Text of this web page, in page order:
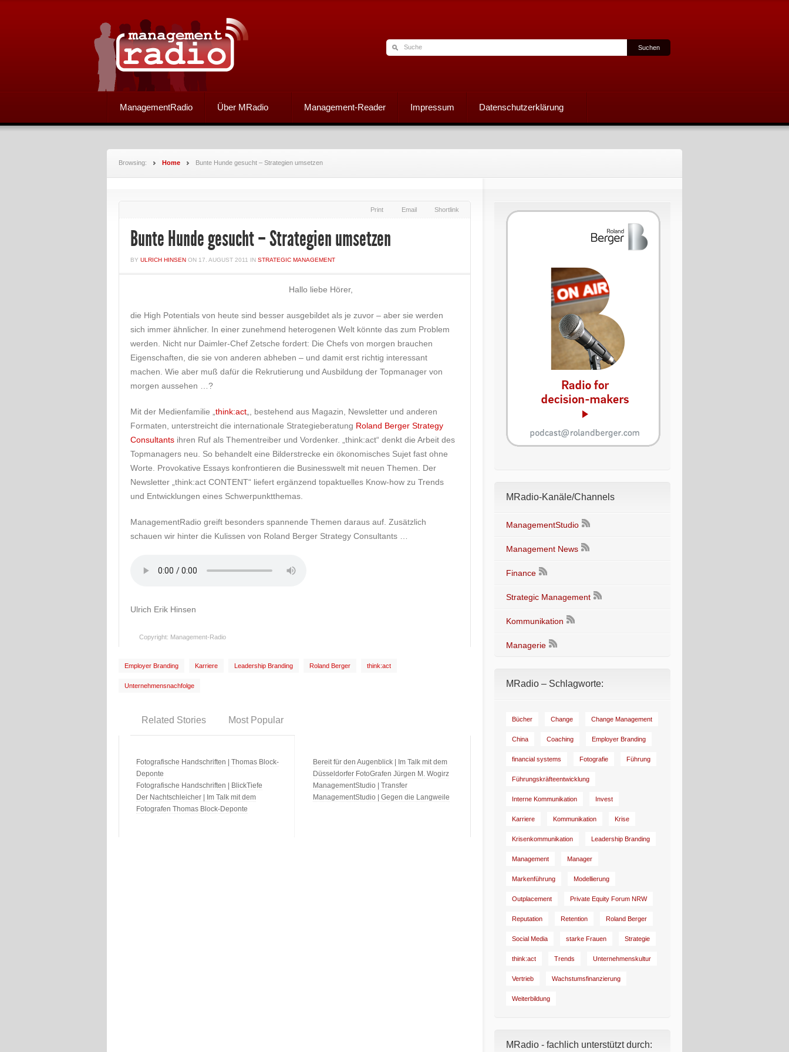
ManagementRadio Über MRadio Management-Reader Impressum Datenschutzerklärung
Browsing: Home Bunte Hunde gesucht – Strategien umsetzen
Print Email Shortlink
Bunte Hunde gesucht – Strategien umsetzen
BY ULRICH HINSEN ON 17. AUGUST 2011 IN STRATEGIC MANAGEMENT
Hallo liebe Hörer,
die High Potentials von heute sind besser ausgebildet als je zuvor – aber sie werden
sich immer ähnlicher. In einer zunehmend heterogenen Welt könnte das zum Problem
werden. Nicht nur Daimler-Chef Zetsche fordert: Die Chefs von morgen brauchen
Eigenschaften, die sie von anderen abheben – und damit erst richtig interessant
machen. Wie aber muß dafür die Rekrutierung und Ausbildung der Topmanager von
morgen aussehen …?
Mit der Medienfamilie „ think:act „, bestehend aus Magazin, Newsletter und anderen
Formaten, unterstreicht die internationale Strategieberatung Roland Berger Strategy
Consultants ihren Ruf als Thementreiber und Vordenker. „think:act“ denkt die Arbeit des
Topmanagers neu. So behandelt eine Bilderstrecke ein ökonomisches Sujet fast ohne
Worte. Provokative Essays konfrontieren die Businesswelt mit neuen Themen. Der
Newsletter „think:act CONTENT“ liefert ergänzend topaktuelles Know-how zu Trends
und Entwicklungen eines Schwerpunktthemas.
ManagementRadio greift besonders spannende Themen daraus auf. Zusätzlich
schauen wir hinter die Kulissen von Roland Berger Strategy Consultants …
Ulrich Erik Hinsen
Copyright: Management-Radio
Employer Branding Karriere Leadership Branding Roland Berger think:act
Unternehmensnachfolge
Related Stories Most Popular
Fotografische Handschriften | Thomas Block-
Deponte
Fotografische Handschriften | BlickTiefe
Der Nachtschleicher | Im Talk mit dem
Fotografen Thomas Block-Deponte
Bereit für den Augenblick | Im Talk mit dem
Düsseldorfer FotoGrafen Jürgen M. Wogirz
ManagementStudio | Transfer
ManagementStudio | Gegen die Langweile
MRadio-Kanäle/Channels
ManagementStudio
Management News
Finance
Strategic Management
Kommunikation
Managerie
MRadio – Schlagworte:
Bücher Change Change Management
China Coaching Employer Branding
financial systems Fotografie Führung
Führungskräfteentwicklung
Interne Kommunikation Invest
Karriere Kommunikation Krise
Krisenkommunikation Leadership Branding
Management Manager
Markenführung Modellierung
Outplacement Private Equity Forum NRW
Reputation Retention Roland Berger
Social Media starke Frauen Strategie
think:act Trends Unternehmenskultur
Vertrieb Wachstumsfinanzierung
Weiterbildung
MRadio - fachlich unterstützt durch: